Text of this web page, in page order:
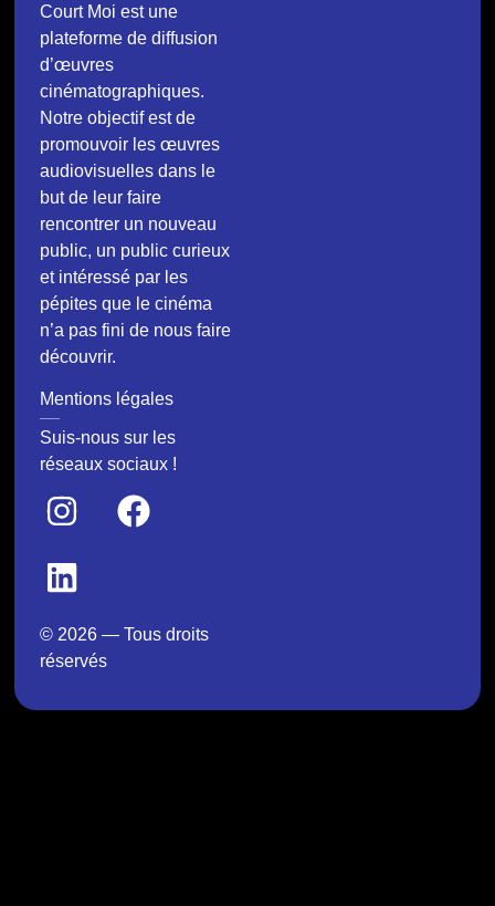
Court Moi est une
plateforme de diffusion
d’œuvres
cinématographiques.
Notre objectif est de
promouvoir les œuvres
audiovisuelles dans le
but de leur faire
rencontrer un nouveau
public, un public curieux
et intéressé par les
pépites que le cinéma
n’a pas fini de nous faire
découvrir.
Mentions légales
Suis-nous sur les
réseaux sociaux !
© 2026 — Tous droits
réservés